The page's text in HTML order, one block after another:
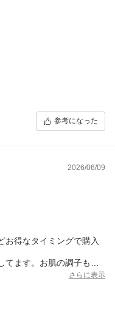
参考になった
2026/06/09
お得なタイミングで購入
ます。お肌の調子もい
がなくなりました。
で綺麗に洗って、重曹
利用してます。
さらに表示